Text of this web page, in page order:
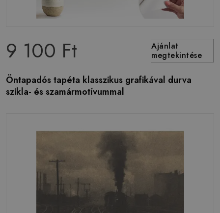
9 100 Ft
Ajánlat
megtekintése
Öntapadós tapéta klasszikus grafikával durva
szikla- és szamármotívummal